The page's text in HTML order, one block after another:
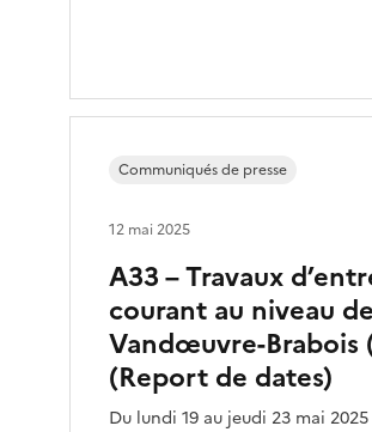
A33 – Travaux
courant au niveau de
Vandœuvre-Brabois
(Report de dates)
Du lundi 19 au jeudi 23 mai
Communiqués de presse
12 mai 2025